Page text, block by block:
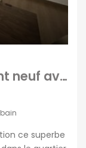
Location d’un appartement neuf avec piscine dans le quartier prisé de Green Creek à Flic en Flac Maurice
ce superbe